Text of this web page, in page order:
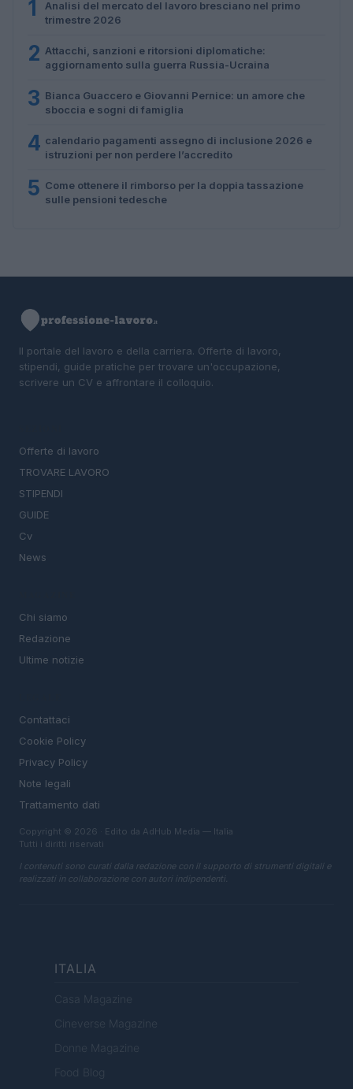
1
Analisi del mercato del lavoro bresciano nel primo
trimestre 2026
2 Attacchi, sanzioni e ritorsioni diplomatiche:
aggiornamento sulla guerra Russia-Ucraina
3 Bianca Guaccero e Giovanni Pernice: un amore che
sboccia e sogni di famiglia
4 calendario pagamenti assegno di inclusione 2026 e
istruzioni per non perdere l’accredito
5 Come ottenere il rimborso per la doppia tassazione
sulle pensioni tedesche
Il portale del lavoro e della carriera. Offerte di lavoro,
stipendi, guide pratiche per trovare un'occupazione,
scrivere un CV e affrontare il colloquio.
Offerte di lavoro
TROVARE LAVORO
STIPENDI
GUIDE
Cv
News
Chi siamo
Redazione
Ultime notizie
Contattaci
Cookie Policy
Privacy Policy
Note legali
Trattamento dati
Copyright © 2026 · Edito da AdHub Media — Italia
Tutti i diritti riservati
I contenuti sono curati dalla redazione con il supporto di strumenti digitali e
realizzati in collaborazione con autori indipendenti.
ITALIA
Casa Magazine
Cineverse Magazine
Donne Magazine
Food Blog